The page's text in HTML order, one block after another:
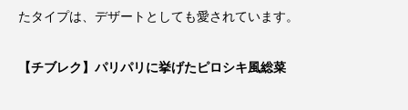
たタイプは、デザートとしても愛されています。
【チブレク】パリパリに挙げたピロシキ風総菜